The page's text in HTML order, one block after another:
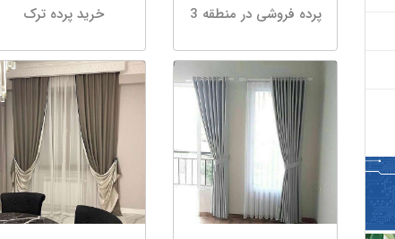
پرده فروشی در منطقه 3 خرید پرده ترک